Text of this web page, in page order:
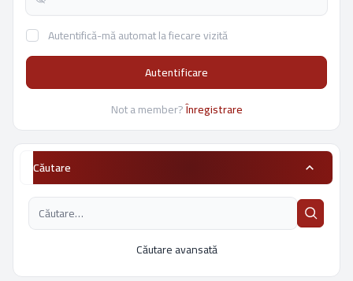
Autentifică-mă automat la fiecare vizită
Autentificare
Not a member?Înregistrare
Căutare
Căutare avansată